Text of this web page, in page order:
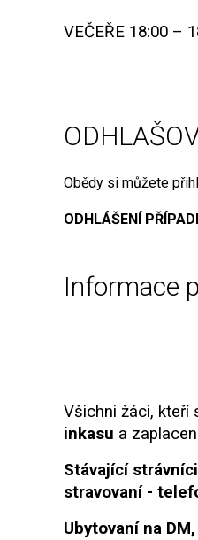
VEČEŘE 18:00 –
Obědy si můžete
ODHLÁŠENÍ
Informace
Všichni žáci, kteří
inkasu a
Stávající
stravovaní -
Ubytovaní na